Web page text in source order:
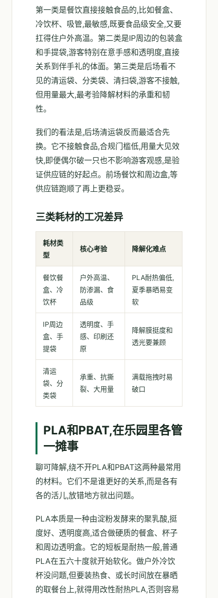
第一类是餐饮直接接触食品的,比如餐盒、
冷饮杯、吸管,最敏感,既要食品级安全,又要
扛得住户外高温。第二类是IP周边的包装盒
和手提袋,游客特别在意手感和透明度,直接
关系到伴手礼的体面。第三类是后场看不
见的清运袋、分类袋、清扫袋,游客不接触,
但用量最大,最考验降解材料的承重和韧
性。
我们的看法是,后场清运袋反而最适合先
换。它不接触食品,合规门槛低,用量大见效
快,即便偶尔破一只也不影响游客观感,是验
证供应链的好起点。前场餐饮和周边盒,等
供应链跑顺了再上更稳妥。
三类耗材的工况差异
耗材类
型
核心考验 降解化难点
餐饮餐
盒、冷
饮杯
户外高温、
防渗漏、食
品级
PLA耐热偏低,
夏季暴晒易变
软
IP周边
盒、手
提袋
透明度、手
感、印刷还
原
降解膜挺度和
透光要兼顾
清运
袋、分
类袋
承重、抗撕
裂、大用量
满载拖拽时易
破口
PLA和PBAT,在乐园里各管
一摊事
聊可降解,绕不开PLA和PBAT这两种最常用
的材料。它们不是谁更好的关系,而是各有
各的活儿,放错地方就出问题。
PLA本质是一种由淀粉发酵来的聚乳酸,挺
度好、透明度高,适合做硬质的餐盒、杯子
和周边透明盒。它的短板是耐热一般,普通
PLA在五六十度就开始软化。做户外冷饮
杯没问题,但要装热食、或长时间放在暴晒
的取餐台上,就得用改性耐热PLA,否则容易